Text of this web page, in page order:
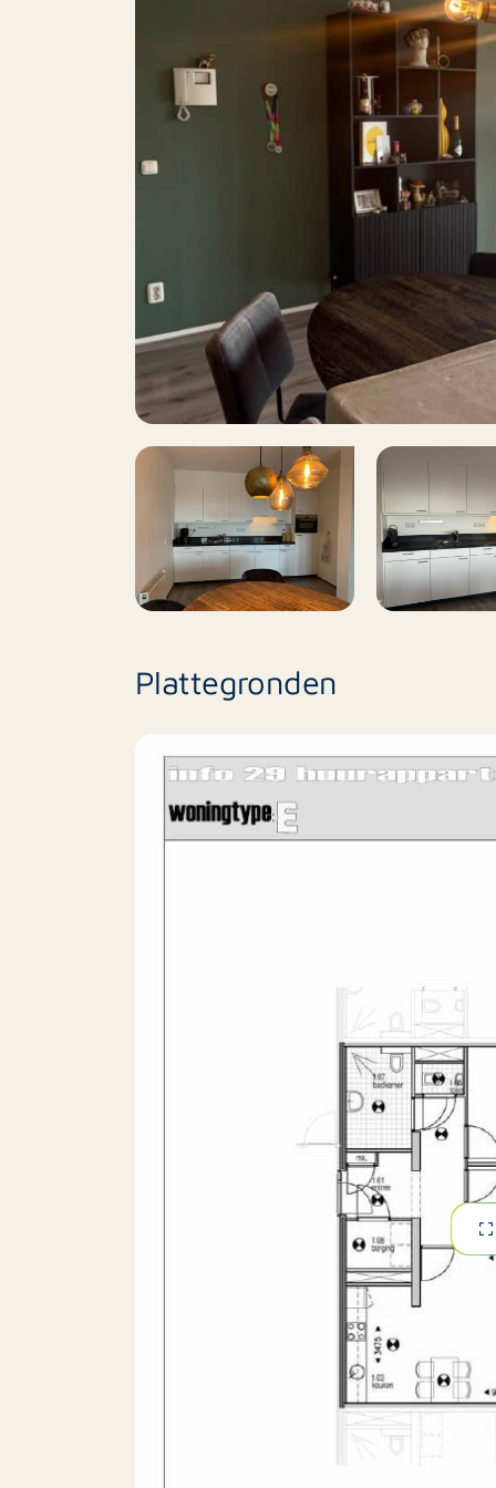
Aantal slaapkamers
Oppervlakte
Parkeren
Inclusief BTW
Roken
Huisdieren toegestaan
Plattegronden